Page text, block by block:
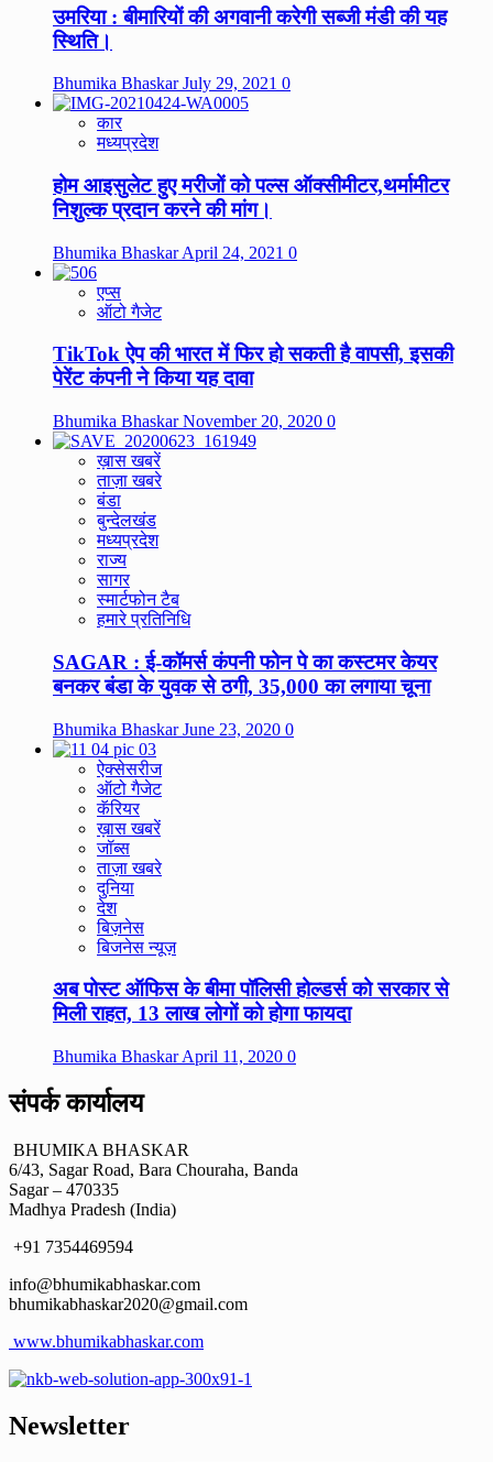
उमरिया : बीमारियों की अगवानी करेगी सब्जी मंडी की यह
स्थिति।
Bhumika BhaskarJuly 29, 2021 0
कार
मध्यप्रदेश
होम आइसुलेट हुए मरीजों को पल्स ऑक्सीमीटर,थर्मामीटर
निशुल्क प्रदान करने की मांग।
Bhumika BhaskarApril 24, 2021 0
एप्स
ऑटो गैजेट
TikTok ऐप की भारत में फिर हो सकती है वापसी, इसकी
पेरेंट कंपनी ने किया यह दावा
Bhumika BhaskarNovember 20, 2020 0
ख़ास खबरें
ताज़ा खबरे
बंडा
बुन्देलखंड
मध्यप्रदेश
राज्य
सागर
स्मार्टफोन टैब
हमारे प्रतिनिधि
SAGAR : ई-कॉमर्स कंपनी फोन पे का कस्टमर केयर
बनकर बंडा के युवक से ठगी, 35,000 का लगाया चूना
Bhumika BhaskarJune 23, 2020 0
ऐक्सेसरीज
ऑटो गैजेट
कॅरियर
ख़ास खबरें
जॉब्स
ताज़ा खबरे
दुनिया
देश
बिज़नेस
बिजनेस न्यूज़
अब पोस्ट ऑफिस के बीमा पॉलिसी होल्डर्स को सरकार से
मिली राहत, 13 लाख लोगों को होगा फायदा
Bhumika BhaskarApril 11, 2020 0
संपर्क कार्यालय
BHUMIKA BHASKAR
6/43, Sagar Road, Bara Chouraha, Banda
Sagar – 470335
Madhya Pradesh (India)
+91 7354469594
info@bhumikabhaskar.com
bhumikabhaskar2020@gmail.com
www.bhumikabhaskar.com
Newsletter